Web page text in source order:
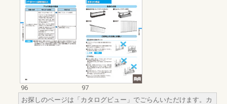
96
97
お探しのページは「カタログビュー」でごらんいただけます。カ